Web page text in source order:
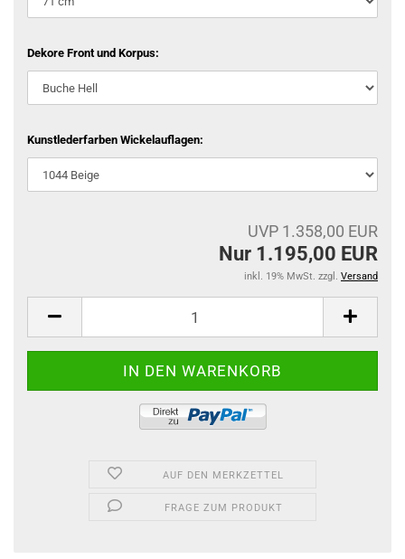
Dekore Front und Korpus:
Kunstlederfarben Wickelauflagen:
UVP 1.358,00 EUR
Nur 1.195,00 EUR
inkl. 19% MwSt. zzgl. Versand
AUF DEN MERKZETTEL
FRAGE ZUM PRODUKT